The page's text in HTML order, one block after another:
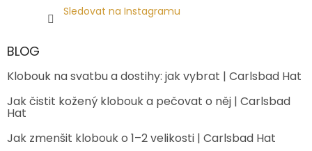
Sledovat na Instagramu
BLOG
Klobouk na svatbu a dostihy: jak vybrat | Carlsbad Hat
Jak čistit kožený klobouk a pečovat o něj | Carlsbad
Hat
Jak zmenšit klobouk o 1–2 velikosti | Carlsbad Hat